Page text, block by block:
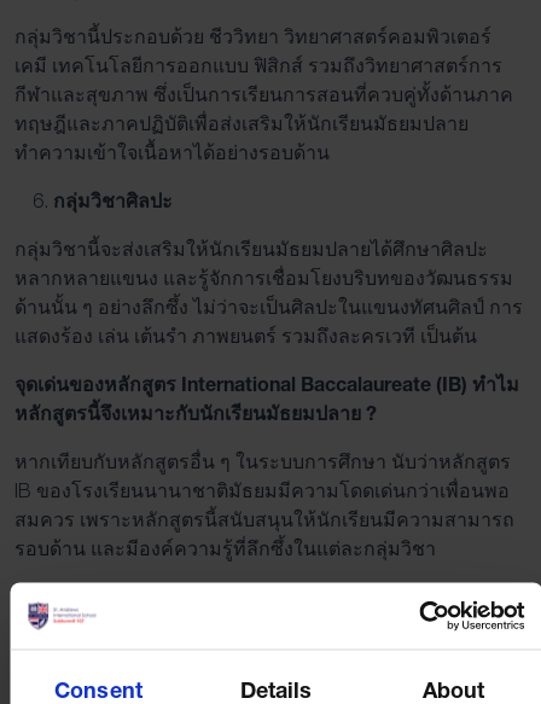
Consent Details About
กลุ่มวิชานี้ประกอบด้วย ชีววิทยา วิทยาศาสตร์คอมพิวเตอร์
เคมี เทคโนโลยีการออกแบบ ฟิสิกส์ รวมถึงวิทยาศาสตร์การ
กีฬาและสุขภาพ ซึ่งเป็นการเรียนการสอนที่ควบคู่ทั้งด้านภาค
ทฤษฎีและภาคปฏิบัติเพื่อส่งเสริมให้นักเรียนมัธยมปลาย
ทำความเข้าใจเนื้อหาได้อย่างรอบด้าน
กลุ่มวิชาศิลปะ
กลุ่มวิชานี้จะส่งเสริมให้นักเรียนมัธยมปลายได้ศึกษาศิลปะ
หลากหลายแขนง และรู้จักการเชื่อมโยงบริบทของวัฒนธรรม
ด้านนั้น ๆ อย่างลึกซึ้ง ไม่ว่าจะเป็นศิลปะในแขนงทัศนศิลป์ การ
แสดงร้อง เล่น เต้นรำ ภาพยนตร์ รวมถึงละครเวที เป็นต้น
จุดเด่นของหลักสูตร International Baccalaureate (IB) ทำไม
หลักสูตรนี้จึงเหมาะกับนักเรียนมัธยมปลาย ?
หากเทียบกับหลักสูตรอื่น ๆ ในระบบการศึกษา นับว่าหลักสูตร
IB ของโรงเรียนนานาชาติมัธยมมีความโดดเด่นกว่าเพื่อนพอ
สมควร เพราะหลักสูตรนี้สนับสนุนให้นักเรียนมีความสามารถ
รอบด้าน และมีองค์ความรู้ที่ลึกซึ้งในแต่ละกลุ่มวิชา
ดังนั้นเพื่อให้โลกทัศน์ทางการศึกษาของนักเรียนมัธยมปลายที่
เรียนด้วยหลักสูตร IB เปิดกว้างที่สุด จึงมี 3 เงื่อนไขวิชาหลักที่
แบบ ประกอบด้วย 3 กลุ่มวิชาดังต่อไปนี้